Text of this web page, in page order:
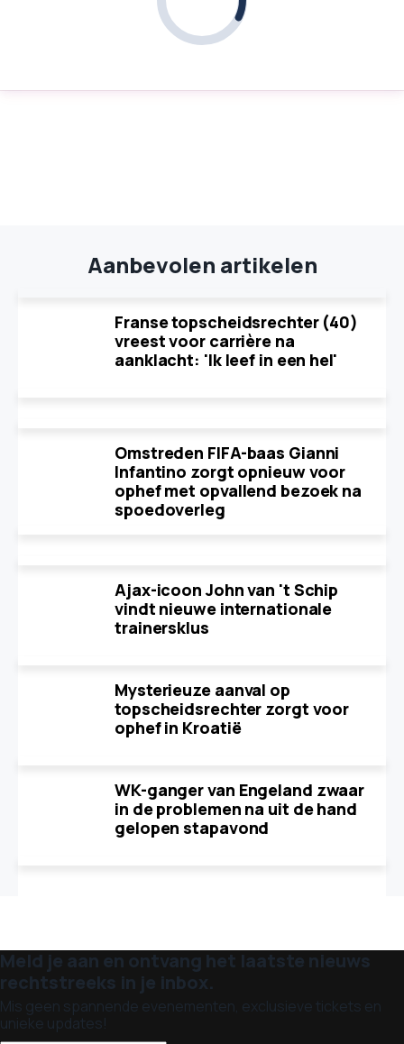
Aanbevolen artikelen
Franse topscheidsrechter (40)
vreest voor carrière na
aanklacht: 'Ik leef in een hel'
Omstreden FIFA-baas Gianni
Infantino zorgt opnieuw voor
ophef met opvallend bezoek na
spoedoverleg
Ajax-icoon John van 't Schip
vindt nieuwe internationale
trainersklus
Mysterieuze aanval op
topscheidsrechter zorgt voor
ophef in Kroatië
WK-ganger van Engeland zwaar
in de problemen na uit de hand
gelopen stapavond
Meld je aan en ontvang het laatste nieuws
rechtstreeks in je inbox.
Mis geen spannende evenementen, exclusieve tickets en
unieke updates!